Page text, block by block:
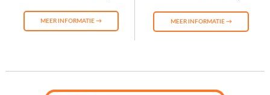
MEER INFORMATIE → MEER INFORMATIE →